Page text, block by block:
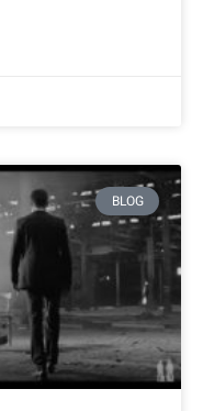
BLOG